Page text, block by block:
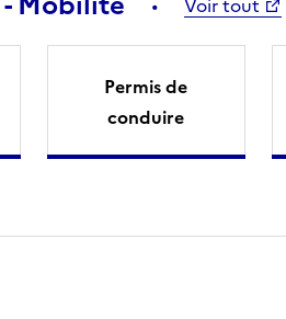
Permis de
conduire